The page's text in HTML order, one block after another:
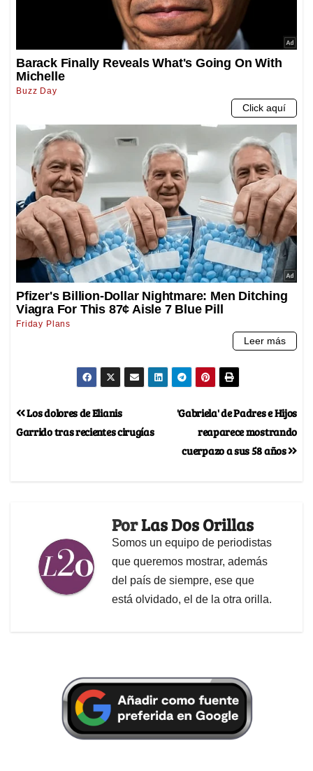
'Gabriela' de Padres e Hijos
reaparece mostrando
cuerpazo a sus 58 años
Los dolores de Elianis
Garrido tras recientes cirugías
PorLas Dos Orillas
Somos un equipo de periodistas
que queremos mostrar, además
del país de siempre, ese que
está olvidado, el de la otra orilla.